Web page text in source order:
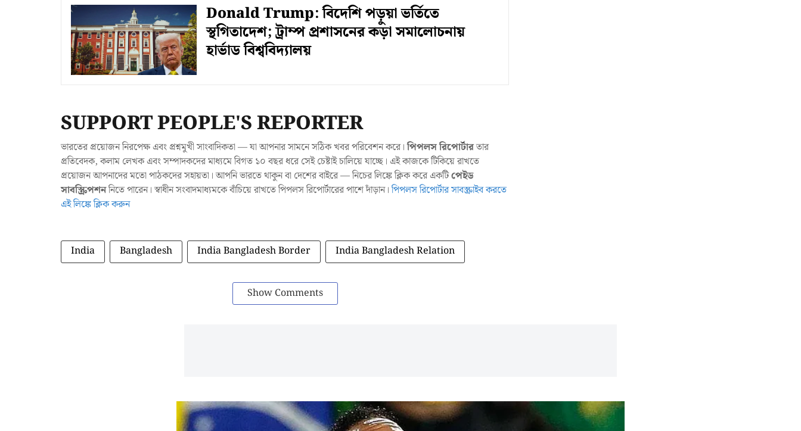
Donald Trump: বিদেশি পড়ুয়া ভর্তিতে
স্থগিতাদেশ; ট্রাম্প প্রশাসনের কড়া সমালোচনায়
হার্ভাড বিশ্ববিদ্যালয়
SUPPORT PEOPLE'S REPORTER
ভারতের প্রয়োজন নিরপেক্ষ এবং প্রশ্নমুখী সাংবাদিকতা — যা আপনার সামনে সঠিক খবর পরিবেশন করে।পিপলস রিপোর্টারতার
প্রতিবেদক, কলাম লেখক এবং সম্পাদকদের মাধ্যমে বিগত ১০ বছর ধরে সেই চেষ্টাই চালিয়ে যাচ্ছে। এই কাজকে টিকিয়ে রাখতে
প্রয়োজন আপনাদের মতো পাঠকদের সহায়তা। আপনি ভারতে থাকুন বা দেশের বাইরে — নিচের লিঙ্কে ক্লিক করে একটিপেইড
সাবস্ক্রিপশননিতে পারেন। স্বাধীন সংবাদমাধ্যমকে বাঁচিয়ে রাখতে পিপলস রিপোর্টারের পাশে দাঁড়ান।পিপলস রিপোর্টার সাবস্ক্রাইব করতে
এই লিঙ্কে ক্লিক করুন
India Bangladesh India Bangladesh Border India Bangladesh Relation
Show Comments